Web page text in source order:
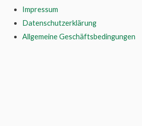
Impressum
Datenschutzerklärung
Allgemeine Geschäftsbedingungen